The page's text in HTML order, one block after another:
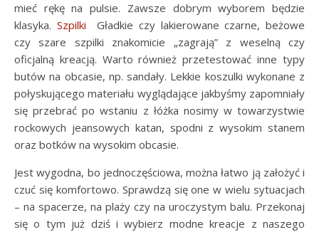
mieć rękę na pulsie. Zawsze dobrym wyborem będzie
klasyka. Szpilki Gładkie czy lakierowane czarne, beżowe
czy szare szpilki znakomicie „zagrają” z weselną czy
oficjalną kreacją. Warto również przetestować inne typy
butów na obcasie, np. sandały. Lekkie koszulki wykonane z
połyskującego materiału wyglądające jakbyśmy zapomniały
się przebrać po wstaniu z łóżka nosimy w towarzystwie
rockowych jeansowych katan, spodni z wysokim stanem
oraz botków na wysokim obcasie.
Jest wygodna, bo jednoczęściowa, można łatwo ją założyć i
czuć się komfortowo. Sprawdzą się one w wielu sytuacjach
– na spacerze, na plaży czy na uroczystym balu. Przekonaj
się o tym już dziś i wybierz modne kreacje z naszego